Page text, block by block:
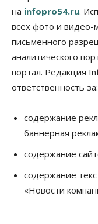
на infopro54.ru.
всех фото и видео-
письменного
аналитического
портал. Редакция
ответственность за:
содержание
баннерная
содержание
содержание
«Новости